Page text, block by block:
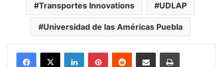
Transportes Innovations UDLAP
Universidad de las Américas Puebla
LinkedInPinterestReddit Share via Email Print